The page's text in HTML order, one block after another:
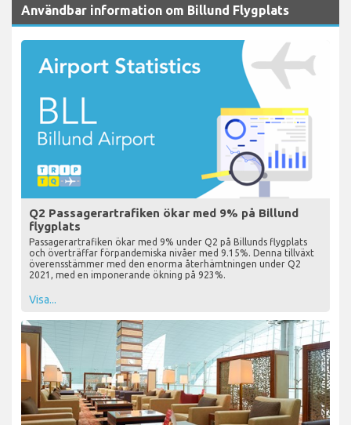
Användbar information om Billund Flygplats
Q2 Passagerartrafiken ökar med 9% på Billund
flygplats
Passagerartrafiken ökar med 9% under Q2 på Billunds flygplats
och överträffar förpandemiska nivåer med 9.15%. Denna tillväxt
överensstämmer med den enorma återhämtningen under Q2
2021, med en imponerande ökning på 923%.
Visa...